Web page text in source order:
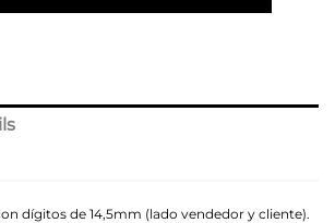
dígitos de 14,5mm (lado vendedor y cliente).